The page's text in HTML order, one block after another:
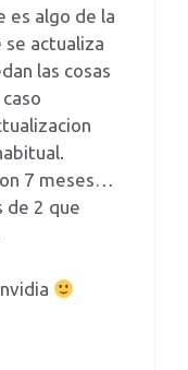
es algo de la
actualiza
las cosas
7 meses…
de 2 que